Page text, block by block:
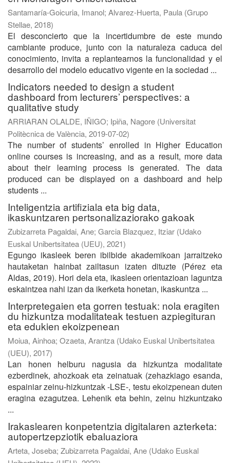
Santamaría-Goicuria, Imanol; Alvarez-Huerta, Paula (Grupo
Stellae, 2018)
El desconcierto que la incertidumbre de este mundo
cambiante produce, junto con la naturaleza caduca del
conocimiento, invita a replantearnos la funcionalidad y el
desarrollo del modelo educativo vigente en la sociedad ...
Indicators needed to design a student
dashboard from lecturers’ perspectives: a
qualitative study
ARRIARAN OLALDE, IÑIGO; Ipiña, Nagore (Universitat
Politècnica de València, 2019-07-02)
The number of students’ enrolled in Higher Education
online courses is increasing, and as a result, more data
about their learning process is generated. The data
produced can be displayed on a dashboard and help
students ...
Inteligentzia artifiziala eta big data,
ikaskuntzaren pertsonalizaziorako gakoak
Zubizarreta Pagaldai, Ane; Garcia Blazquez, Itziar (Udako
Euskal Unibertsitatea (UEU), 2021)
Egungo ikasleek beren ibilbide akademikoan jarraitzeko
hautaketan hainbat zailtasun izaten dituzte (Pérez eta
Aldas, 2019). Hori dela eta, ikasleen orientazioan laguntza
eskaintzea nahi izan da ikerketa honetan, ikaskuntza ...
Interpretegaien eta gorren testuak: nola eragiten
du hizkuntza modalitateak testuen azpiegituran
eta edukien ekoizpenean
Moiua, Ainhoa; Ozaeta, Arantza (Udako Euskal Unibertsitatea
(UEU), 2017)
Lan honen helburu nagusia da hizkuntza modalitate
ezberdinek, ahozkoak eta zeinatuak (zehazkiago esanda,
espainiar zeinu-hizkuntzak -LSE-, testu ekoizpenean duten
eragina ezagutzea. Lehenik eta behin, zeinu hizkuntzako
...
Irakaslearen konpetentzia digitalaren azterketa:
autopertzepziotik ebaluaziora
Arteta, Joseba; Zubizarreta Pagaldai, Ane (Udako Euskal